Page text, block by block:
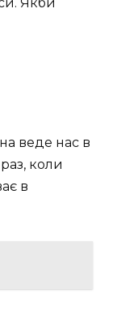
Якби
веде нас в
коли
в